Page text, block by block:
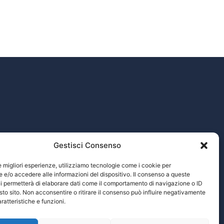
Gestisci Consenso
migliori esperienze, utilizziamo tecnologie come i cookie per
e/o accedere alle informazioni del dispositivo. Il consenso a queste
permetterà di elaborare dati come il comportamento di navigazione o ID
sito. Non acconsentire o ritirare il consenso può influire negativamente
e funzioni.
Tiflopedia